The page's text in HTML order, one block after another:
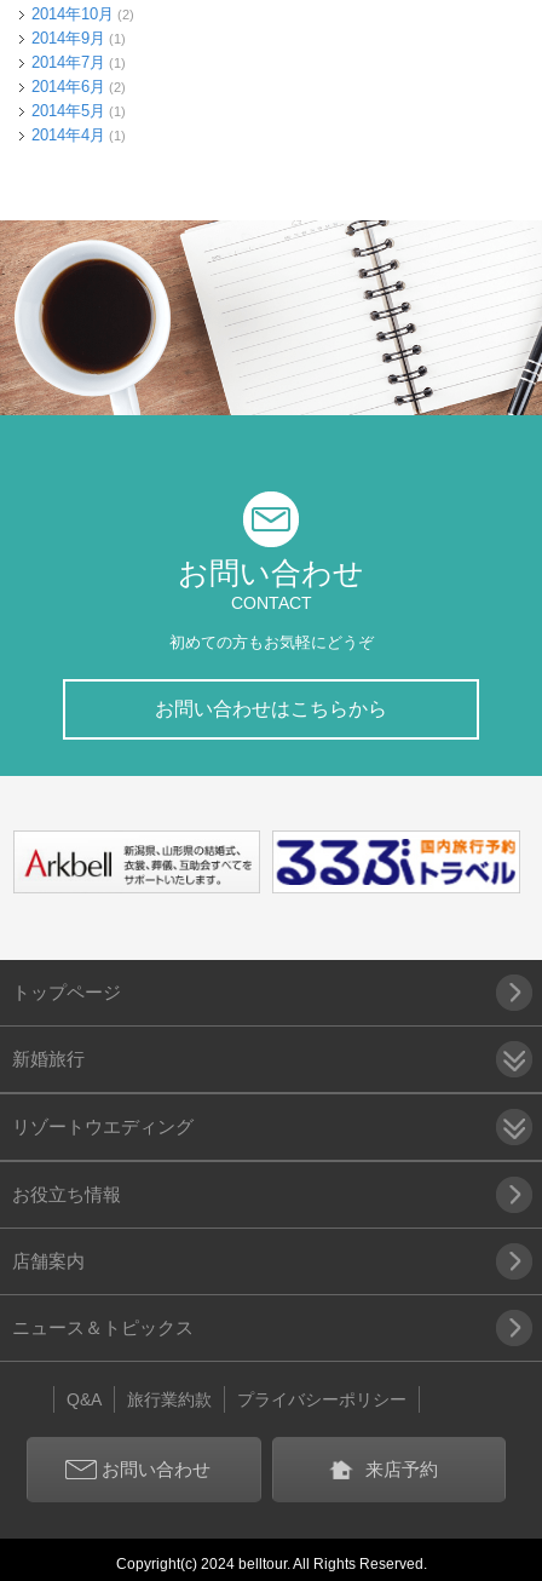
2014年10月 (2)
2014年9月 (1)
2014年7月 (1)
2014年6月 (2)
2014年5月 (1)
2014年4月 (1)
お問い合わせ
CONTACT
初めての方もお気軽にどうぞ
お問い合わせはこちらから
トップページ
新婚旅行
リゾートウエディング
お役立ち情報
店舗案内
ニュース＆トピックス
Q&A 旅行業約款 プライバシーポリシー
お問い合わせ 来店予約
Copyright(c) 2024 belltour. All Rights Reserved.